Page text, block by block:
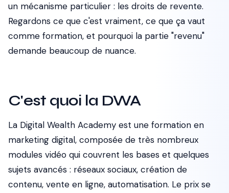
un mécanisme particulier : les droits de revente.
Regardons ce que c'est vraiment, ce que ça vaut
comme formation, et pourquoi la partie "revenu"
demande beaucoup de nuance.
C'est quoi la DWA
La Digital Wealth Academy est une formation en
marketing digital, composée de très nombreux
modules vidéo qui couvrent les bases et quelques
sujets avancés : réseaux sociaux, création de
contenu, vente en ligne, automatisation. Le prix se